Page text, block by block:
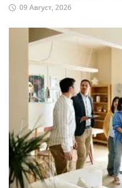
09 Август, 2026